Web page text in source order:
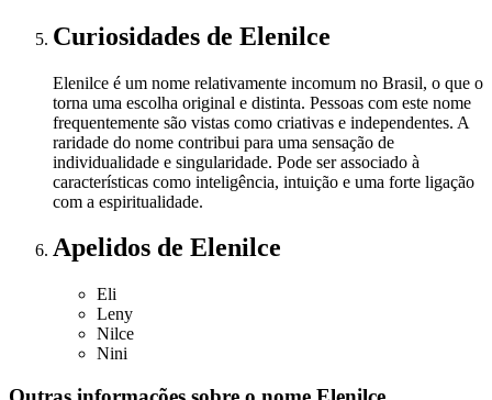
Curiosidades de Elenilce
Elenilce é um nome relativamente incomum no Brasil, o que o
torna uma escolha original e distinta. Pessoas com este nome
frequentemente são vistas como criativas e independentes. A
raridade do nome contribui para uma sensação de
individualidade e singularidade. Pode ser associado à
características como inteligência, intuição e uma forte ligação
com a espiritualidade.
Apelidos de Elenilce
Eli
Leny
Nilce
Nini